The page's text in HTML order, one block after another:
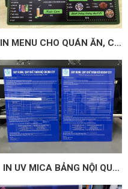
IN MENU CHO QUÁN ĂN, CÀ
PHÊ, TRÀ SỮA
IN UV MICA BẢNG NỘI QUY
CÔNG TY